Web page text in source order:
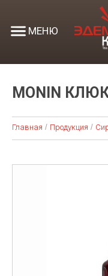
МЕНЮ
MONIN
Главная Продукция